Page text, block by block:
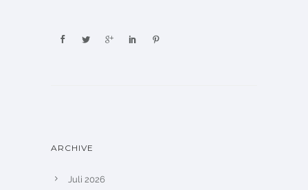
ARCHIVE
Juli 2026